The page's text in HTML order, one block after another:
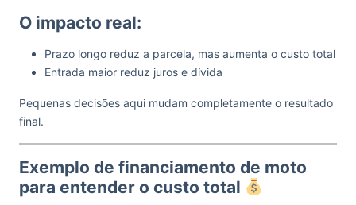
O impacto real:
Prazo longo reduz a parcela, mas aumenta o custo total
Entrada maior reduz juros e dívida
Pequenas decisões aqui mudam completamente o resultado
final.
Exemplo de financiamento de moto
para entender o custo total